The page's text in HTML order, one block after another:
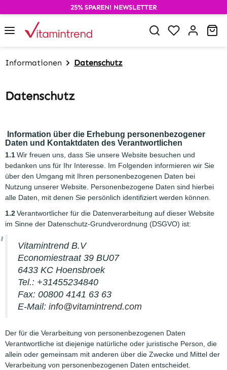
springen
25% SPAREN! NEWSLETTER
Du hast 0
Informationen Datenschutz
Datenschutz
Information über die Erhebung personenbezogener
Daten und Kontaktdaten des Verantwortlichen
1.1Wir freuen uns, dass Sie unsere Website besuchen und
bedanken uns für Ihr Interesse. Im Folgenden informieren wir Sie
über den Umgang mit Ihren personenbezogenen Daten bei
Nutzung unserer Website. Personenbezogene Daten sind hierbei
alle Daten, mit denen Sie persönlich identifiziert werden können.
1.2Verantwortlicher für die Datenverarbeitung auf dieser Website
im Sinne der Datenschutz-Grundverordnung (DSGVO) ist:
Vitamintrend B.V
Economiestraat 39 BU07
6433 KC Hoensbroek
Tel.: +31455234840
Fax: 00800 4141 63 63
E-Mail: info@vitamintrend.com
Der für die Verarbeitung von personenbezogenen Daten
Verantwortliche ist diejenige natürliche oder juristische Person, die
allein oder gemeinsam mit anderen über die Zwecke und Mittel der
Verarbeitung von personenbezogenen Daten entscheidet.